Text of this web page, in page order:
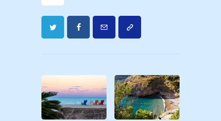
Navigace
pro
příspěvek